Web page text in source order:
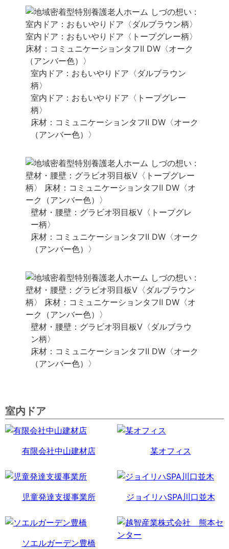
室内ドア：おもいやりドア〈ダルブラウン
柄〉
室内ドア：おもいやりドア〈トープグレー
柄〉
床材：コミュニケーションタフⅡ DW〈オーク
（アンバー色）〉
壁材・腰壁：グラビオ羽目板V〈トープグレ
ー柄〉
床材：コミュニケーションタフⅡ DW〈オーク
（アンバー色）〉
壁材・腰壁：グラビオ羽目板V〈ダルブラウ
ン柄〉
床材：コミュニケーションタフⅡ DW〈オーク
（アンバー色）〉
室内ドア
有限会社中山建材店 某オフィス
児童発達支援事業所 ジョイリハSPA川口並木
ソエルガーデン豊橋